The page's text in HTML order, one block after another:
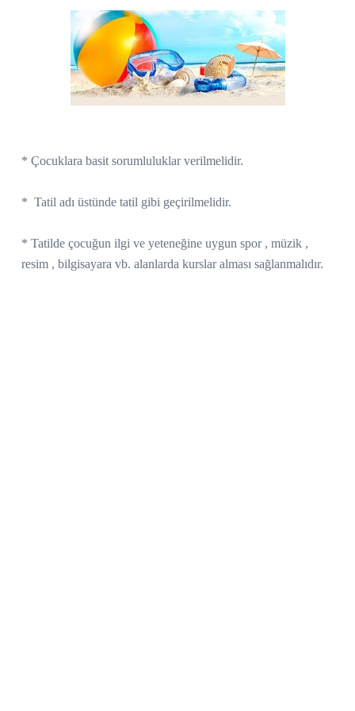
* Çocuklara basit sorumluluklar verilmelidir.
* Tatil adı üstünde tatil gibi geçirilmelidir.
* Tatilde çocuğun ilgi ve yeteneğine uygun spor , müzik ,
resim , bilgisayara vb. alanlarda kurslar alması sağlanmalıdır.